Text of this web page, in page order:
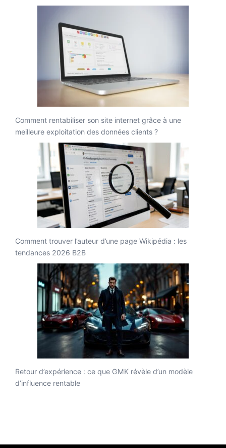
Comment rentabiliser son site internet grâce à une
meilleure exploitation des données clients ?
Comment trouver l’auteur d’une page Wikipédia : les
tendances 2026 B2B
Retour d’expérience : ce que GMK révèle d’un modèle
d’influence rentable